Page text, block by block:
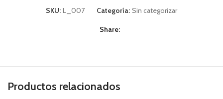
SKU: L_007 Categoría: Sin categorizar
Share
Productos relacionados